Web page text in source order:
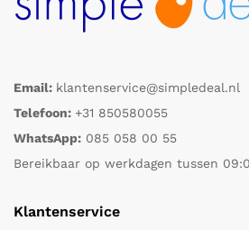
Email: klantenservice@simpledeal.nl
Telefoon: +31 850580055
WhatsApp: 085 058 00 55
Bereikbaar op werkdagen tussen
Klantenservice